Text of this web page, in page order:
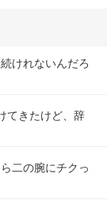
けれないんだろ
てきたけど、辞
二の腕にチクっ